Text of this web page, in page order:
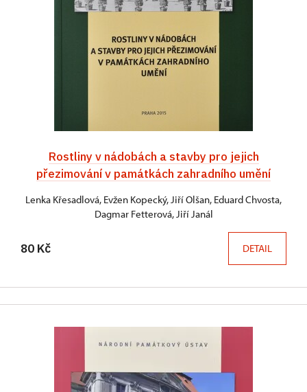
Rostliny v nádobách a stavby pro jejich
přezimování v památkách zahradního umění
Lenka Křesadlová, Evžen Kopecký, Jiří Olšan, Eduard Chvosta,
Dagmar Fetterová, Jiří Janál
80 Kč DETAIL